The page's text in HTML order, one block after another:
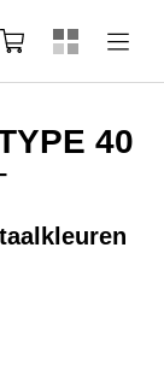
Webshop
40